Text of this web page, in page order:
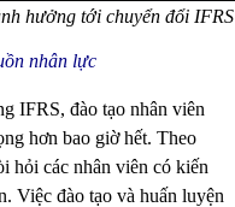
hưởng tới chuyển đổi IFRS
nhân lực
IFRS, đào tạo nhân viên
hơn bao giờ hết. Theo
hỏi các nhân viên có kiến
Việc đào tạo và huấn luyện